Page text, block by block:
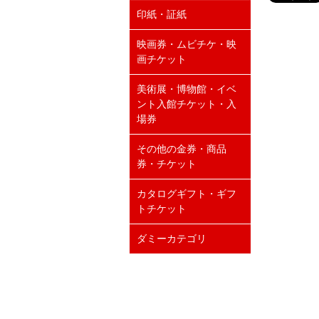
印紙・証紙
映画券・ムビチケ・映
画チケット
美術展・博物館・イベ
ント入館チケット・入
場券
その他の金券・商品
券・チケット
カタログギフト・ギフ
トチケット
ダミーカテゴリ